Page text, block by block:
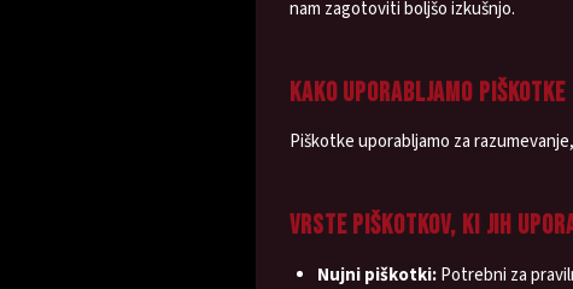
nam zagotoviti boljšo izkušnjo.
KAKO UPORABLJAMO PIŠKOTKE
Piškotke uporabljamo za
VRSTE PIŠKOTKOV, KI JIH
Nujni piškotki:Potrebni za